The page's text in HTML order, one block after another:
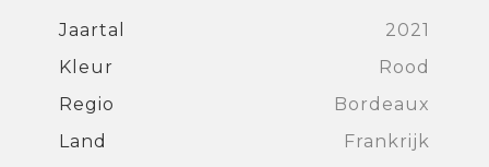
Jaartal
2021
Kleur
Rood
Regio
Bordeaux
Land
Frankrijk